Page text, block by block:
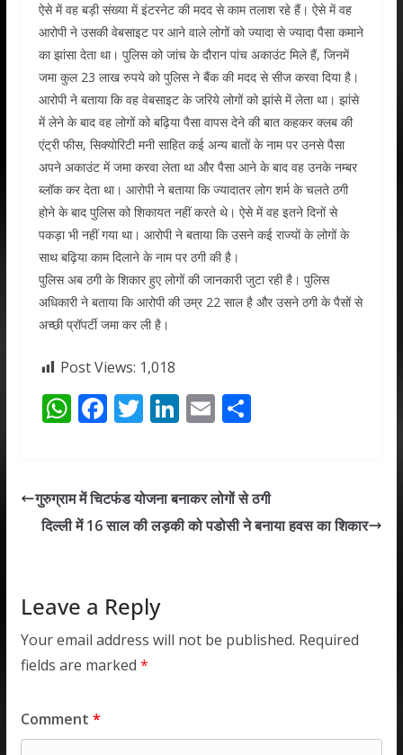
ऐसे में वह बड़ी संख्या में इंटरनेट की मदद से काम तलाश रहे हैं। ऐसे में वह
आरोपी ने उसकी वेबसाइट पर आने वाले लोगों को ज्यादा से ज्यादा पैसा कमाने
का झांसा देता था। पुलिस को जांच के दौरान पांच अकाउंट मिले हैं, जिनमें
जमा कुल 23 लाख रुपये को पुलिस ने बैंक की मदद से सीज करवा दिया है।
आरोपी ने बताया कि वह वेबसाइट के जरिये लोगों को झांसे में लेता था। झांसे
में लेने के बाद वह लोगों को बढ़िया पैसा वापस देने की बात कहकर क्लब की
एंट्री फीस, सिक्योरिटी मनी साहित कई अन्य बातों के नाम पर उनसे पैसा
अपने अकाउंट में जमा करवा लेता था और पैसा आने के बाद वह उनके नम्बर
ब्लॉक कर देता था। आरोपी ने बताया कि ज्यादातर लोग शर्म के चलते ठगी
होने के बाद पुलिस को शिकायत नहीं करते थे। ऐसे में वह इतने दिनों से
पकड़ा भी नहीं गया था। आरोपी ने बताया कि उसने कई राज्यों के लोगों के
साथ बढ़िया काम दिलाने के नाम पर ठगी की है।
पुलिस अब ठगी के शिकार हुए लोगों की जानकारी जुटा रही है। पुलिस
अधिकारी ने बताया कि आरोपी की उम्र 22 साल है और उसने ठगी के पैसों से
अच्छी प्रॉपर्टी जमा कर ली है।
Post Views: 1,018
W
s
A
F
b
o
T
er
Li
e
dI
E
l
S
e
गुरुग्राम में चिटफंड योजना बनाकर लोगों से ठगी
दिल्ली में 16 साल की लड़की को पडोसी ने बनाया हवस का शिकार
Leave a Reply
Your email address will not be published. Required
fields are marked *
Comment *